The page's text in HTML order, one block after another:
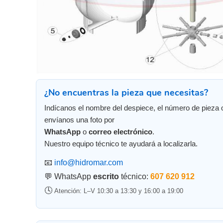
¿No encuentras la pieza que necesitas?
Indícanos el nombre del despiece, el número de pieza
envíanos una foto por
WhatsApp o correo electrónico.
Nuestro equipo técnico te ayudará a localizarla.
📧 info@hidromar.com
💬 WhatsApp escrito técnico: 607 620 912
🕓 Atención: L–V 10:30 a 13:30 y 16:00 a 19:00